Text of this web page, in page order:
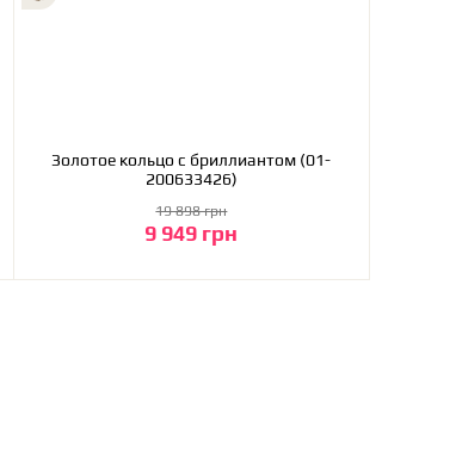
Золотое кольцо с бриллиантом (01-
200633426)
9 949 грн
19 898 грн
В корзину